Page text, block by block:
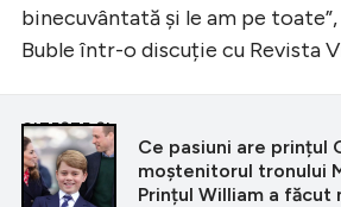
binecuvântată și le am pe
Buble într-o discuție cu Revista
CITEȘTE ȘI
Ce pasiuni are prințul
moștenitorul tronului
Prințul William a făcut